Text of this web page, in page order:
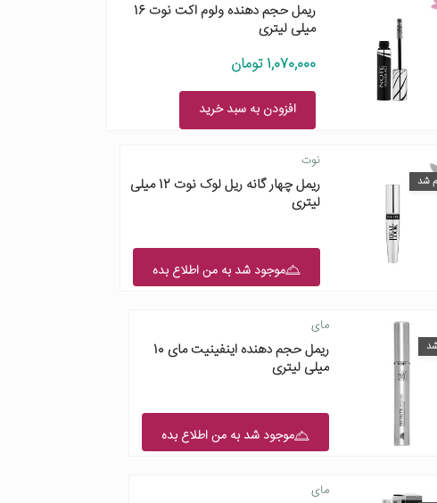
ریمل حجم دهنده ولوم اکت نوت 16
میلی لیتری
1,070,000 تومان
افزودن به سبد خرید
شد
نوت
ریمل چهار گانه ریل لوک نوت 12 میلی
لیتری
موجود شد به من اطلاع بده
مای
ریمل حجم دهنده اینفینیت مای 10
میلی لیتری
موجود شد به من اطلاع بده
مای